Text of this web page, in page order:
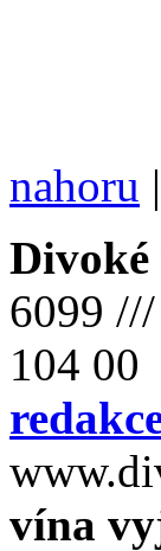
nahoru |
Divoké
6099
104 00
vína